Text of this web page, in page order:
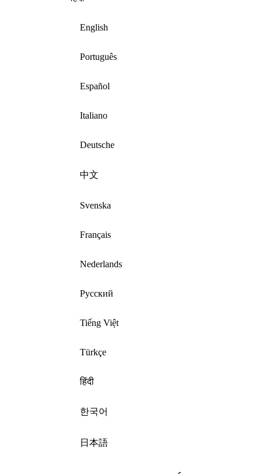
English
Português
Español
Italiano
Deutsche
中文
Svenska
Français
Nederlands
Русский
Tiếng Việt
Türkçe
हिंदी
한국어
日本語